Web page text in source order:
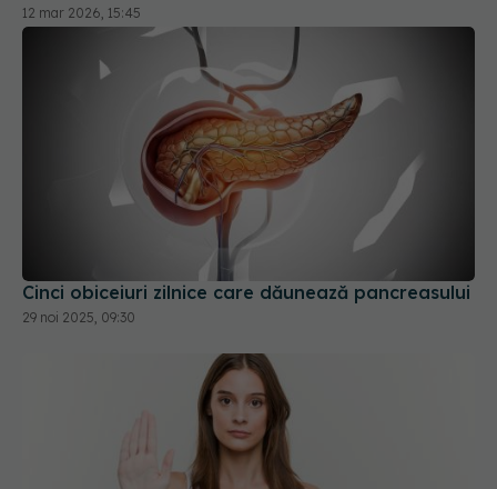
12 mar 2026, 15:45
Cinci obiceiuri zilnice care dăunează pancreasului
29 noi 2025, 09:30